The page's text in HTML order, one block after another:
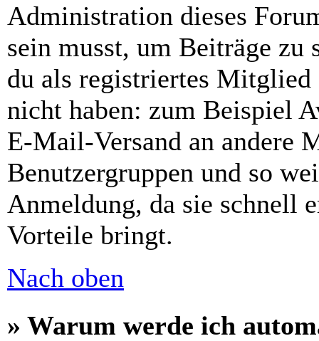
Administration dieses
sein musst, um Beiträge
du als registriertes Mitglied
nicht haben: zum Beispiel
E-Mail-Versand an andere
Benutzergruppen und so
Anmeldung, da sie schnell
Vorteile bringt.
Nach oben
» Warum werde ich